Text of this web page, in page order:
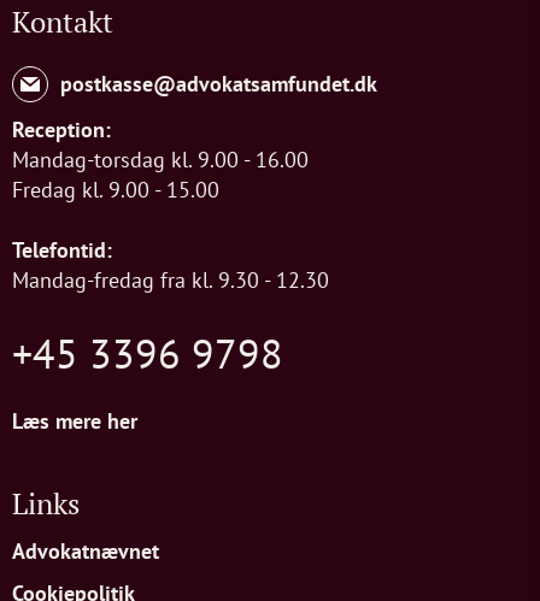
Kontakt
postkasse@advokatsamfundet.dk
Reception:
Mandag-torsdag kl. 9.00 - 16.00
Fredag kl. 9.00 - 15.00
Telefontid:
Mandag-fredag fra kl. 9.30 - 12.30
+45 3396 9798
Læs mere her
Links
Advokatnævnet
Cookiepolitik